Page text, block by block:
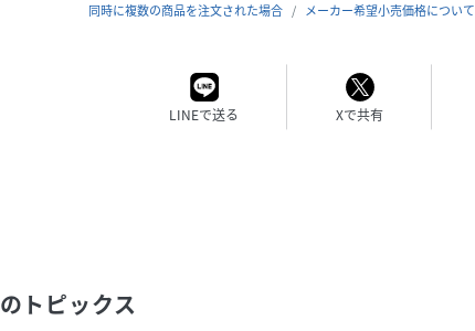
同時に複数の商品を注文された場合
メーカー希望小売価格について
LINEで送る Xで共有
のトピックス